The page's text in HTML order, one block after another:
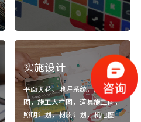
实施设计
平面天花、地坪系统，细部立面
图，施工大样图，道具施工图，
照明计划，材质计划，机电图